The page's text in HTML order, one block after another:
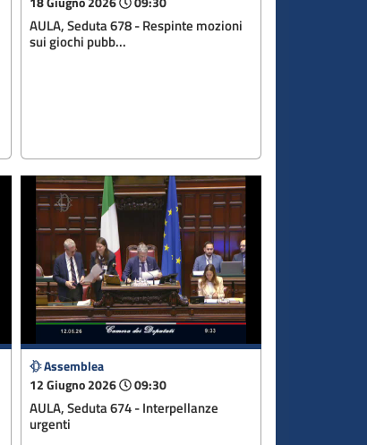
AULA, Seduta 678 - Respinte mozioni
sui giochi pubb...
Assemblea
12 Giugno 2026
09:30
AULA, Seduta 674 - Interpellanze
urgenti